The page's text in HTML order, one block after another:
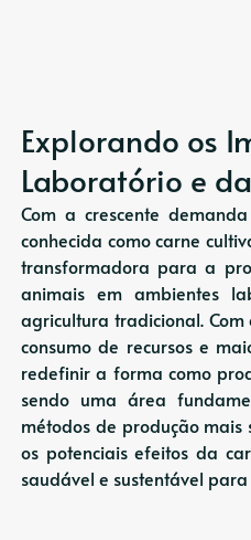
Explorando os
Laboratório e
Com a crescente
conhecida como carne
transformadora para a
animais em ambientes
agricultura tradicional.
consumo de recursos e
redefinir a forma como
sendo uma área
métodos de produção mais
os potenciais efeitos da
saudável e sustentável